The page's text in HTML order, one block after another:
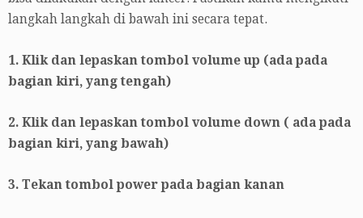
langkah langkah di bawah ini secara tepat.
1. Klik dan lepaskan tombol volume up (ada pada
bagian kiri, yang tengah)
2. Klik dan lepaskan tombol volume down ( ada pada
bagian kiri, yang bawah)
3. Tekan tombol power pada bagian kanan